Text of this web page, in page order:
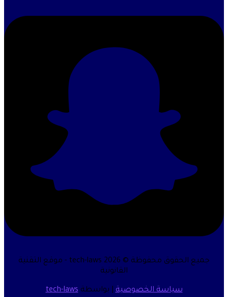
جميع الحقوق محفوظة © 2026 tech-laws - موقع التقنية
القانونية
سياسة الخصوصية| بواسطةtech-laws